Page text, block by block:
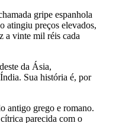
gripe espanhola
atingiu preços elevados,
a vinte mil réis cada
da Ásia,
Sua história é, por
antigo grego e romano.
parecida com o